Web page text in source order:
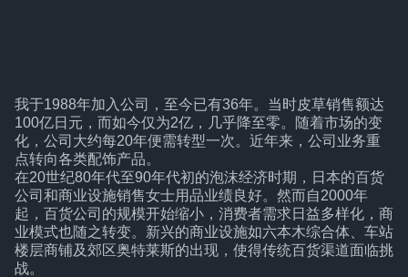
我于1988年加入公司，至今已有36年。当时皮草销售额达
100亿日元，而如今仅为2亿，几乎降至零。随着市场的变
化，公司大约每20年便需转型一次。近年来，公司业务重
点转向各类配饰产品。
在20世纪80年代至90年代初的泡沫经济时期，日本的百货
公司和商业设施销售女士用品业绩良好。然而自2000年
起，百货公司的规模开始缩小，消费者需求日益多样化，商
业模式也随之转变。新兴的商业设施如六本木综合体、车站
楼层商铺及郊区奥特莱斯的出现，使得传统百货渠道面临挑
战。